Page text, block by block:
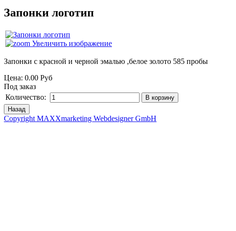
Запонки логотип
Увеличить изображение
Запонки с красной и черной эмалью ,белое золото 585 пробы
Цена: 0.00 Руб
Под заказ
Количество:
Copyright MAXXmarketing Webdesigner GmbH